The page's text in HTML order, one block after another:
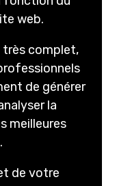
web.
très complet,
de générer
la
meilleures
de votre